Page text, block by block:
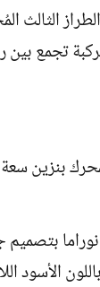
تجمع بين